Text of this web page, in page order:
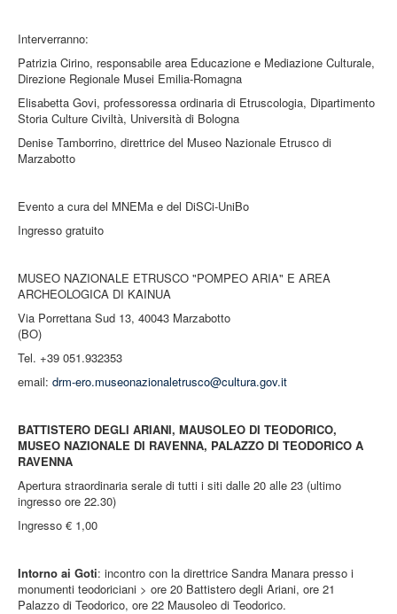
Interverranno:
Patrizia Cirino, responsabile area Educazione e Mediazione Culturale,
Direzione Regionale Musei Emilia-Romagna
Elisabetta Govi, professoressa ordinaria di Etruscologia, Dipartimento
Storia Culture Civiltà, Università di Bologna
Denise Tamborrino, direttrice del Museo Nazionale Etrusco di
Marzabotto
Evento a cura del MNEMa e del DiSCi-UniBo
Ingresso gratuito
MUSEO NAZIONALE ETRUSCO "POMPEO ARIA" E AREA
ARCHEOLOGICA DI KAINUA
Via Porrettana Sud 13, 40043 Marzabotto
(BO)
Tel. +39 051.932353
email: drm-ero.museonazionaletrusco@cultura.gov.it
BATTISTERO DEGLI ARIANI, MAUSOLEO DI TEODORICO,
MUSEO NAZIONALE DI RAVENNA, PALAZZO DI TEODORICO A
RAVENNA
Apertura straordinaria serale di tutti i siti dalle 20 alle 23 (ultimo
ingresso ore 22.30)
Ingresso € 1,00
Intorno ai Goti: incontro con la direttrice Sandra Manara presso i
monumenti teodoriciani > ore 20 Battistero degli Ariani, ore 21
Palazzo di Teodorico, ore 22 Mausoleo di Teodorico.